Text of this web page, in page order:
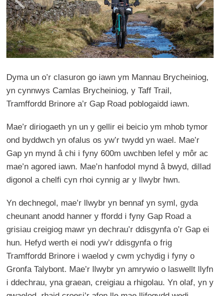
Dyma un o’r clasuron go iawn ym Mannau Brycheiniog,
yn cynnwys Camlas Brycheiniog, y Taff Trail,
Tramffordd Brinore a’r Gap Road poblogaidd iawn.
Mae’r diriogaeth yn un y gellir ei beicio ym mhob tymor
ond byddwch yn ofalus os yw’r twydd yn wael. Mae’r
Gap yn mynd â chi i fyny 600m uwchben lefel y môr ac
mae’n agored iawn. Mae’n hanfodol mynd â bwyd, dillad
digonol a chelfi cyn rhoi cynnig ar y llwybr hwn.
Yn dechnegol, mae’r llwybr yn bennaf yn syml, gyda
cheunant anodd hanner y ffordd i fyny Gap Road a
grisiau creigiog mawr yn dechrau’r ddisgynfa o’r Gap ei
hun. Hefyd werth ei nodi yw’r ddisgynfa o frig
Tramffordd Brinore i waelod y cwm ychydig i fyny o
Gronfa Talybont. Mae’r llwybr yn amrywio o laswellt llyfn
i ddechrau, yna graean, creigiau a rhigolau. Yn olaf, yn y